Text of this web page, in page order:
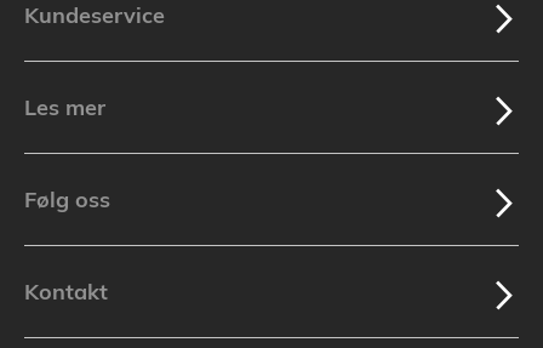
Kundeservice
Les mer
Følg oss
Kontakt